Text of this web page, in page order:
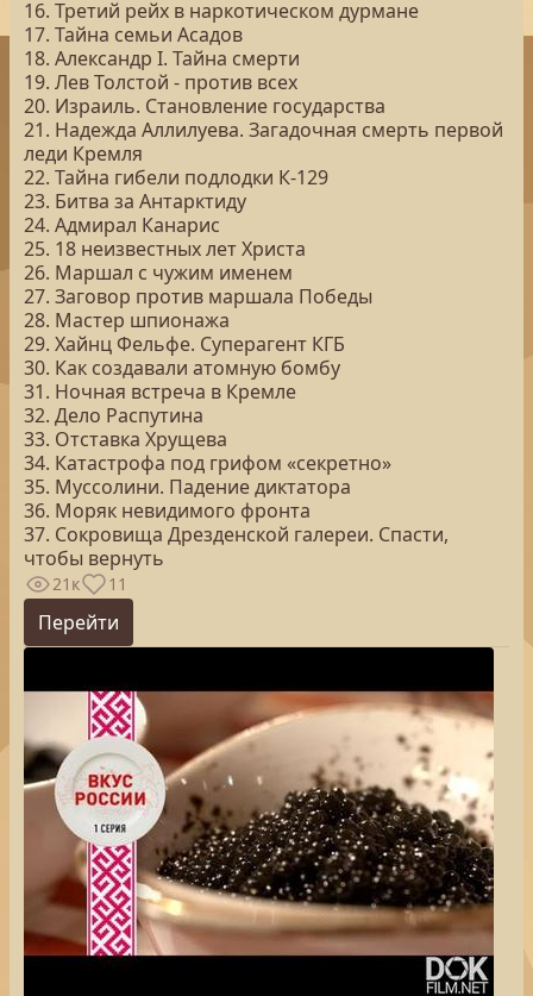
16. Третий рейх в наркотическом дурмане
17. Тайна семьи Асадов
18. Александр I. Тайна смерти
19. Лев Толстой - против всех
20. Израиль. Становление государства
21. Надежда Аллилуева. Загадочная смерть первой
леди Кремля
22. Тайна гибели подлодки К-129
23. Битва за Антарктиду
24. Адмирал Канарис
25. 18 неизвестных лет Христа
26. Маршал с чужим именем
27. Заговор против маршала Победы
28. Мастер шпионажа
29. Хайнц Фельфе. Суперагент КГБ
30. Как создавали атомную бомбу
31. Ночная встреча в Кремле
32. Дело Распутина
33. Отставка Хрущева
34. Катастрофа под грифом «секретно»
35. Муссолини. Падение диктатора
36. Моряк невидимого фронта
37. Сокровища Дрезденской галереи. Спасти,
чтобы вернуть
21к 11
Перейти